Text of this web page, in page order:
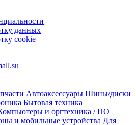
данных
cookie
Автоаксессуары Шины/диски
Бытовая техника
и оргтехника / ПО
и мобильные устройства Для